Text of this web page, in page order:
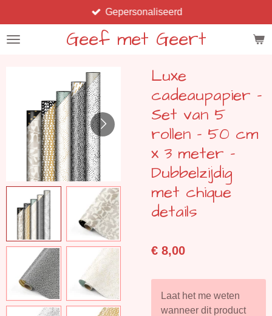
direct
naar
Geef met Geert
Gepersonaliseerd
Luxe
cadeaupapier –
Set van 5
rollen – 50 cm
x 3 meter –
Dubbelzijdig
met chique
details
€ 8,00
Laat het me weten
wanneer dit product